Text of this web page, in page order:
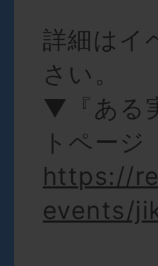
詳細はイ
さい。
▼『ある
トページ
https://
events/